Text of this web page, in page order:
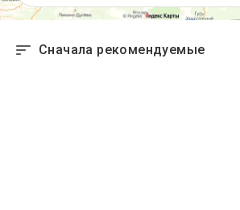
Сначала рекомендуемые